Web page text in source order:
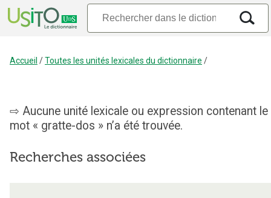
Accueil /Toutes les unités lexicales du dictionnaire /
Aucune unité lexicale ou expression contenant le
mot « gratte-dos » n’a été trouvée.
Recherches associées